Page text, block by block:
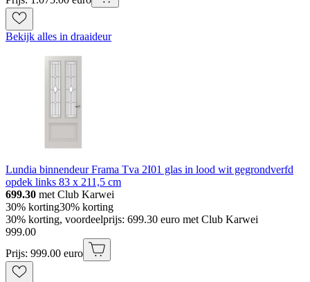
Bekijk alles in draaideur
Lundia binnendeur Frama Tva 2I01 glas in lood wit gegrondverfd
opdek links 83 x 211,5 cm
699.30 met Club Karwei
30% korting30% korting
30% korting, voordeelprijs: 699.30 euro met Club Karwei
999.00
Prijs: 999.00 euro